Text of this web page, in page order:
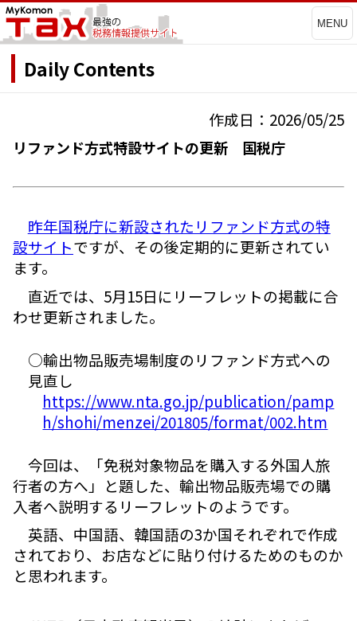
MENU
Daily Contents
作成日：2026/05/25
リファンド方式特設サイトの更新 国税庁
昨年国税庁に新設されたリファンド方式の特
設サイトですが、その後定期的に更新されてい
ます。
直近では、5月15日にリーフレットの掲載に合
わせ更新されました。
○輸出物品販売場制度のリファンド方式への
見直し
https://www.nta.go.jp/publication/pamp
h/shohi/menzei/201805/format/002.htm
今回は、「免税対象物品を購入する外国人旅
行者の方へ」と題した、輸出物品販売場での購
入者へ説明するリーフレットのようです。
英語、中国語、韓国語の3か国それぞれで作成
されており、お店などに貼り付けるためのものか
と思われます。